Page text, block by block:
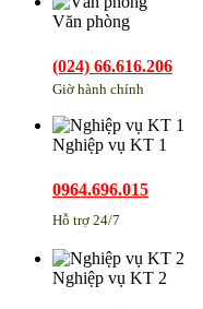
Văn phòng
(024) 66.616.206
Giờ hành chính
Nghiệp vụ KT 1
0964.696.015
Hỗ trợ 24/7
Nghiệp vụ KT 2